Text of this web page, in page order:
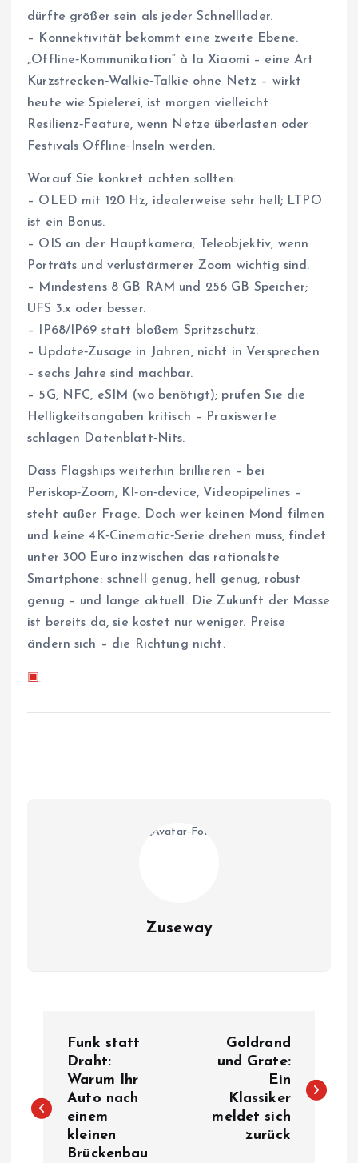
dürfte größer sein als jeder Schnelllader.
– Konnektivität bekommt eine zweite Ebene.
„Offline‑Kommunikation“ à la Xiaomi – eine Art
Kurzstrecken‑Walkie‑Talkie ohne Netz – wirkt
heute wie Spielerei, ist morgen vielleicht
Resilienz‑Feature, wenn Netze überlasten oder
Festivals Offline‑Inseln werden.
Worauf Sie konkret achten sollten:
– OLED mit 120 Hz, idealerweise sehr hell; LTPO
ist ein Bonus.
– OIS an der Hauptkamera; Teleobjektiv, wenn
Porträts und verlustärmerer Zoom wichtig sind.
– Mindestens 8 GB RAM und 256 GB Speicher;
UFS 3.x oder besser.
– IP68/IP69 statt bloßem Spritzschutz.
– Update‑Zusage in Jahren, nicht in Versprechen
– sechs Jahre sind machbar.
– 5G, NFC, eSIM (wo benötigt); prüfen Sie die
Helligkeitsangaben kritisch – Praxiswerte
schlagen Datenblatt‑Nits.
Dass Flagships weiterhin brillieren – bei
Periskop‑Zoom, KI‑on‑device, Videopipelines –
steht außer Frage. Doch wer keinen Mond filmen
und keine 4K‑Cinematic‑Serie drehen muss, findet
unter 300 Euro inzwischen das rationalste
Smartphone: schnell genug, hell genug, robust
genug – und lange aktuell. Die Zukunft der Masse
ist bereits da, sie kostet nur weniger. Preise
ändern sich – die Richtung nicht.
▣
Zuseway
i
Funk statt
Draht:
Warum Ihr
Auto nach
einem
kleinen
Brückenbau
Goldrand
und Grate:
Ein
Klassiker
meldet sich
zurück